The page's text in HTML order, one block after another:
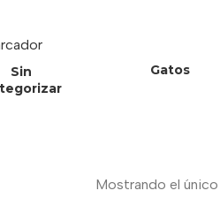
Sin
Gatos
Mostrando el